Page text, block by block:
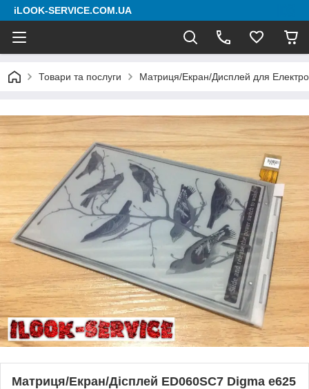
iLOOK-SERVICE.COM.UA
Товари та послуги Матриця/Екран/Дисплей для
Матриця/Екран/Дісплей ED060SC7 Digma e625